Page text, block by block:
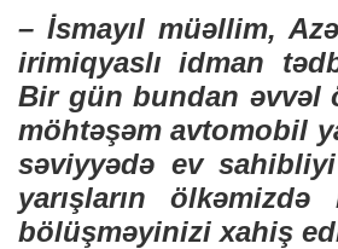
– İsmayıl müəllim,
irimiqyaslı idman
Bir gün bundan əvvəl
möhtəşəm avtomobil
səviyyədə ev
yarışların
bölüşməyinizi xahiş